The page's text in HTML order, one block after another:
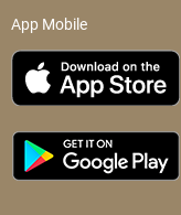
App Mobile